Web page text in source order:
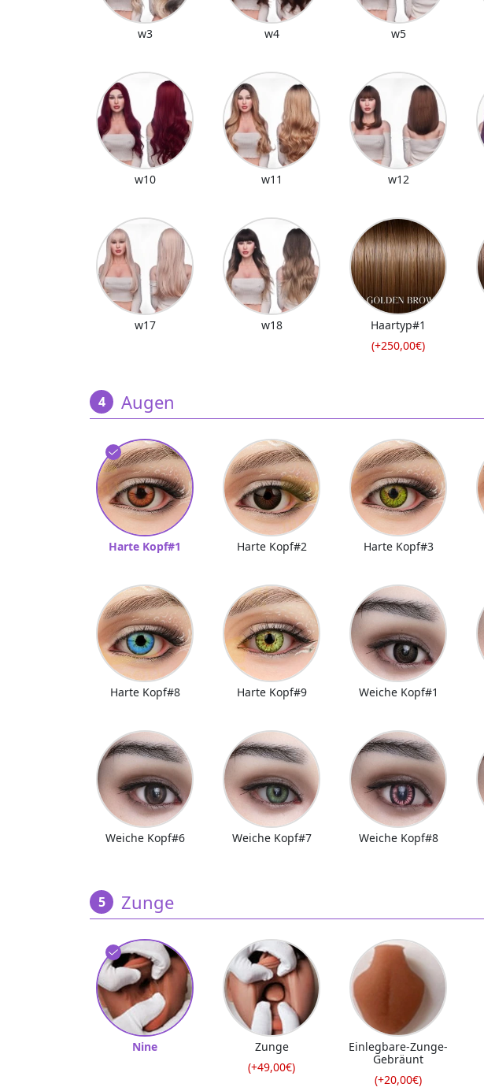
w3 w4 w5
w10 w11 w12
w17 w18
Haartyp#1
(+250,00€)
Augen
Harte Kopf#1 Harte Kopf#2 Harte Kopf#3
Harte Kopf#8 Harte Kopf#9 Weiche Kopf#1
Weiche Kopf#6 Weiche Kopf#7 Weiche Kopf#8
Zunge
Nine
Zunge
(+49,00€)
Einlegbare-Zunge-
Gebräunt
(+20,00€)